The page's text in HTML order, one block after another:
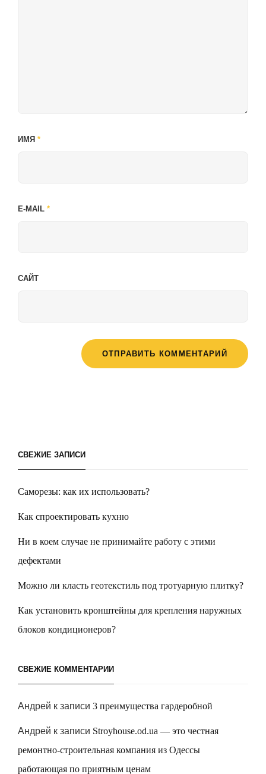
ИМЯ *
E-MAIL *
САЙТ
СВЕЖИЕ ЗАПИСИ
Саморезы: как их использовать?
Как спроектировать кухню
Ни в коем случае не принимайте работу с этими
дефектами
Можно ли класть геотекстиль под тротуарную плитку?
Как установить кронштейны для крепления наружных
блоков кондиционеров?
СВЕЖИЕ КОММЕНТАРИИ
Андрей к записи 3 преимущества гардеробной
Андрей к записи Stroyhouse.od.ua — это честная
ремонтно-строительная компания из Одессы
работающая по приятным ценам